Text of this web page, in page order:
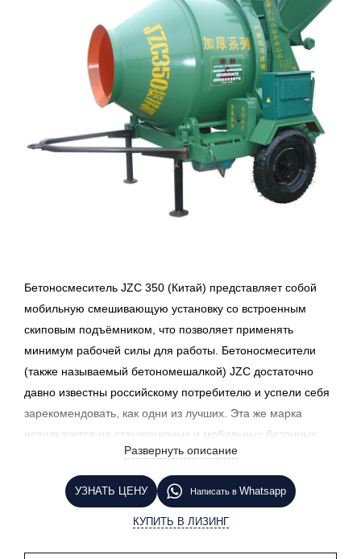
Бетоносмеситель JZC 350 (Китай) представляет собой
мобильную смешивающую установку со встроенным
скиповым подъёмником, что позволяет применять
минимум рабочей силы для работы. Бетоносмесители
(также называемый бетономешалкой) JZC достаточно
давно известны российскому потребителю и успели себя
зарекомендовать, как одни из лучших. Эта же марка
используется на стационарных и мобильных бетонных
заводах серии HZS. Вам интересен данный технический
продукт? Нажмите на кнопку "Узнать цену" и наш
менеджер свяжется с Вами в ближайшее время.
Развернуть описание
УЗНАТЬ ЦЕНУ Написать в Whatsapp
КУПИТЬ В ЛИЗИНГ